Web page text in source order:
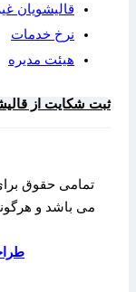
قالیشویان
نرخ خدمات
هیئت مدیره
ثبت شکایت از
تمامی حقوق
می باشد و